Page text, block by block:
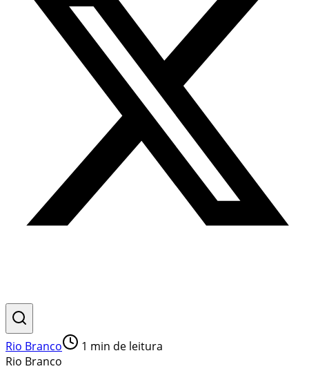
Rio Branco 1 min de leitura
Rio Branco